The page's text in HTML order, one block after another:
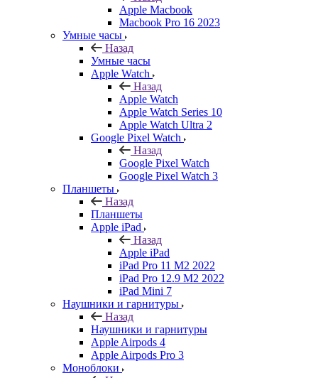
Apple Macbook
Macbook Pro 16 2023
Умные часы
Назад
Умные часы
Apple Watch
Назад
Apple Watch
Apple Watch Series 10
Apple Watch Ultra 2
Google Pixel Watch
Назад
Google Pixel Watch
Google Pixel Watch 3
Планшеты
Назад
Планшеты
Apple iPad
Назад
Apple iPad
iPad Pro 11 M2 2022
iPad Pro 12.9 M2 2022
iPad Mini 7
Наушники и гарнитуры
Назад
Наушники и гарнитуры
Apple Airpods 4
Apple Airpods Pro 3
Моноблоки